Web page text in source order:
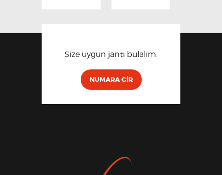
Size uygun jantı bulalım.
NUMARA GIR